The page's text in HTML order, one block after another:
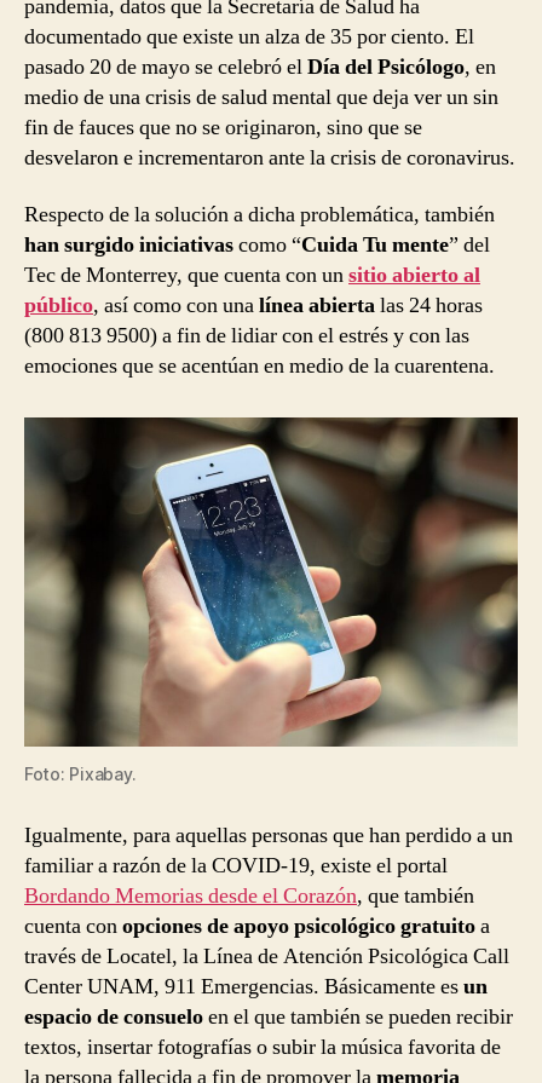
pandemia, datos que la Secretaría de Salud ha
documentado que existe un alza de 35 por ciento. El
pasado 20 de mayo se celebró elDía del Psicólogo, en
medio de una crisis de salud mental que deja ver un sin
fin de fauces que no se originaron, sino que se
desvelaron e incrementaron ante la crisis de coronavirus.
Respecto de la solución a dicha problemática, también
han surgido iniciativascomo “Cuida Tu mente” del
Tec de Monterrey, que cuenta con unsitio abierto al
público, así como con unalínea abiertalas 24 horas
(800 813 9500) a fin de lidiar con el estrés y con las
emociones que se acentúan en medio de la cuarentena.
Foto: Pixabay.
Igualmente, para aquellas personas que han perdido a un
familiar a razón de la COVID-19, existe el portal
Bordando Memorias desde el Corazón, que también
cuenta conopciones de apoyo psicológico gratuitoa
través de Locatel, la Línea de Atención Psicológica Call
Center UNAM, 911 Emergencias. Básicamente esun
espacio de consueloen el que también se pueden recibir
textos, insertar fotografías o subir la música favorita de